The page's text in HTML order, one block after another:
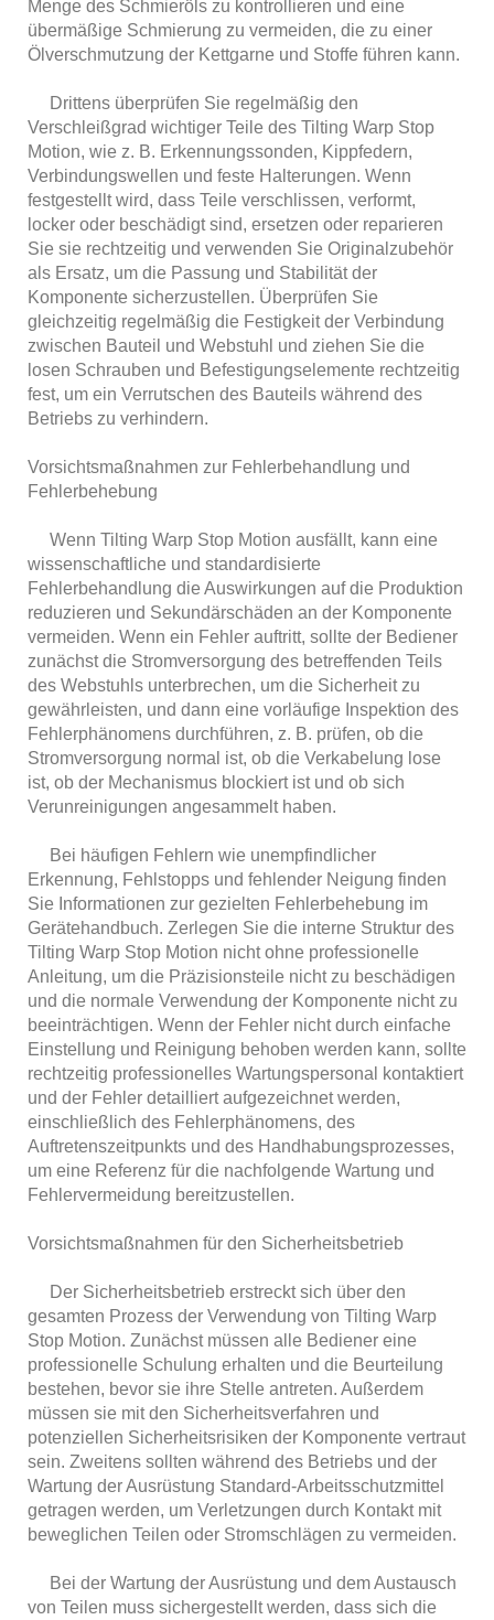
Menge des Schmieröls zu kontrollieren und eine
übermäßige Schmierung zu vermeiden, die zu einer
Ölverschmutzung der Kettgarne und Stoffe führen kann.
Drittens überprüfen Sie regelmäßig den
Verschleißgrad wichtiger Teile des Tilting Warp Stop
Motion, wie z. B. Erkennungssonden, Kippfedern,
Verbindungswellen und feste Halterungen. Wenn
festgestellt wird, dass Teile verschlissen, verformt,
locker oder beschädigt sind, ersetzen oder reparieren
Sie sie rechtzeitig und verwenden Sie Originalzubehör
als Ersatz, um die Passung und Stabilität der
Komponente sicherzustellen. Überprüfen Sie
gleichzeitig regelmäßig die Festigkeit der Verbindung
zwischen Bauteil und Webstuhl und ziehen Sie die
losen Schrauben und Befestigungselemente rechtzeitig
fest, um ein Verrutschen des Bauteils während des
Betriebs zu verhindern.
Vorsichtsmaßnahmen zur Fehlerbehandlung und
Fehlerbehebung
Wenn Tilting Warp Stop Motion ausfällt, kann eine
wissenschaftliche und standardisierte
Fehlerbehandlung die Auswirkungen auf die Produktion
reduzieren und Sekundärschäden an der Komponente
vermeiden. Wenn ein Fehler auftritt, sollte der Bediener
zunächst die Stromversorgung des betreffenden Teils
des Webstuhls unterbrechen, um die Sicherheit zu
gewährleisten, und dann eine vorläufige Inspektion des
Fehlerphänomens durchführen, z. B. prüfen, ob die
Stromversorgung normal ist, ob die Verkabelung lose
ist, ob der Mechanismus blockiert ist und ob sich
Verunreinigungen angesammelt haben.
Bei häufigen Fehlern wie unempfindlicher
Erkennung, Fehlstopps und fehlender Neigung finden
Sie Informationen zur gezielten Fehlerbehebung im
Gerätehandbuch. Zerlegen Sie die interne Struktur des
Tilting Warp Stop Motion nicht ohne professionelle
Anleitung, um die Präzisionsteile nicht zu beschädigen
und die normale Verwendung der Komponente nicht zu
beeinträchtigen. Wenn der Fehler nicht durch einfache
Einstellung und Reinigung behoben werden kann, sollte
rechtzeitig professionelles Wartungspersonal kontaktiert
und der Fehler detailliert aufgezeichnet werden,
einschließlich des Fehlerphänomens, des
Auftretenszeitpunkts und des Handhabungsprozesses,
um eine Referenz für die nachfolgende Wartung und
Fehlervermeidung bereitzustellen.
Vorsichtsmaßnahmen für den Sicherheitsbetrieb
Der Sicherheitsbetrieb erstreckt sich über den
gesamten Prozess der Verwendung von Tilting Warp
Stop Motion. Zunächst müssen alle Bediener eine
professionelle Schulung erhalten und die Beurteilung
bestehen, bevor sie ihre Stelle antreten. Außerdem
müssen sie mit den Sicherheitsverfahren und
potenziellen Sicherheitsrisiken der Komponente vertraut
sein. Zweitens sollten während des Betriebs und der
Wartung der Ausrüstung Standard-Arbeitsschutzmittel
getragen werden, um Verletzungen durch Kontakt mit
beweglichen Teilen oder Stromschlägen zu vermeiden.
Bei der Wartung der Ausrüstung und dem Austausch
von Teilen muss sichergestellt werden, dass sich die